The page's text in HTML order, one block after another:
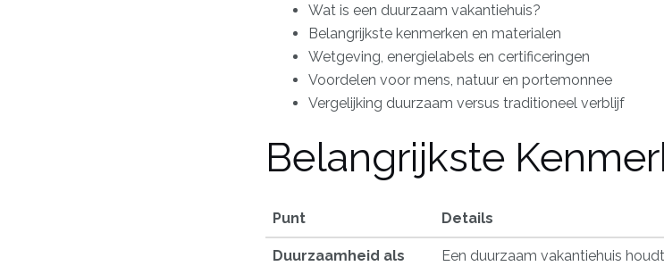
Wat is een duurzaam vakantiehuis?
Belangrijkste kenmerken en materialen
Wetgeving, energielabels en certificeringen
Voordelen voor mens, natuur en portemonnee
Vergelijking duurzaam versus traditioneel verblijf
Belangrijkste
Punt Details
Duurzaamheid als
Een duurzaam vakantiehuis